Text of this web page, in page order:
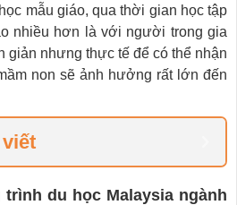
mẫu giáo, qua thời gian học tập
nhiều hơn là với người trong gia
giản nhưng thực tế để có thể nhận
non sẽ ảnh hưởng rất lớn đến
du học Malaysia ngành